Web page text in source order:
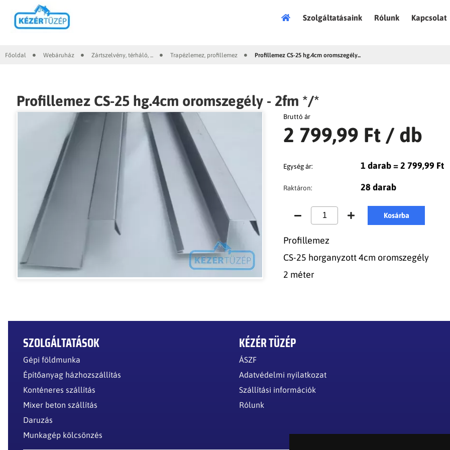
FőoldalSzolgáltatásaink Rólunk Kapcsolat
Főoldal Webáruház Zártszelvény, térháló, ... Trapézlemez, profillemez Profillemez CS-25 hg.4cm oromszegély...
Profillemez CS-25 hg.4cm oromszegély - 2fm */*
Bruttó ár
2 799,99 Ft / db
Egység ár: 1 darab = 2 799,99 Ft
Raktáron: 28 darab
Kosárba
Profillemez
CS-25 horganyzott 4cm oromszegély
2 méter
SZOLGÁLTATÁSOK
Gépi földmunka
Építőanyag házhozszállítás
Konténeres szállítás
Mixer beton szállítás
Daruzás
Munkagép kölcsönzés
KÉZÉR TÜZÉP
ÁSZF
Adatvédelmi nyilatkozat
Szállítási információk
Rólunk